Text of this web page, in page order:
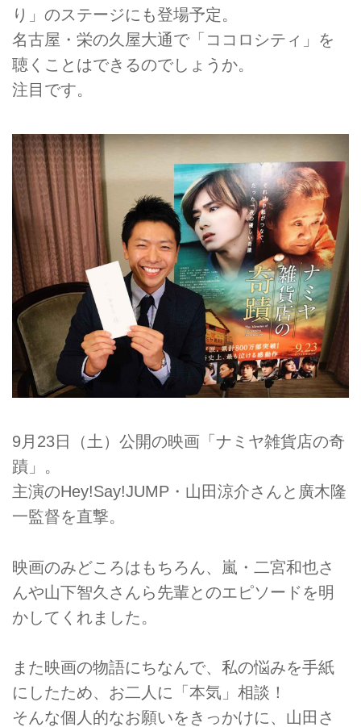
り」のステージにも登場予定。
名古屋・栄の久屋大通で「ココロシティ」を
聴くことはできるのでしょうか。
注目です。
9月23日（土）公開の映画「ナミヤ雑貨店の奇
蹟」。
主演のHey!Say!JUMP・山田涼介さんと廣木隆
一監督を直撃。
映画のみどころはもちろん、嵐・二宮和也さ
んや山下智久さんら先輩とのエピソードを明
かしてくれました。
また映画の物語にちなんで、私の悩みを手紙
にしたため、お二人に「本気」相談！
そんな個人的なお願いをきっかけに、山田さ